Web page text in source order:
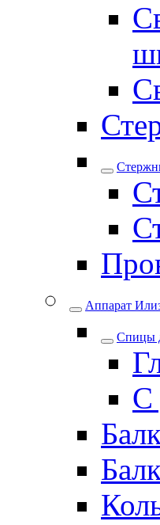
Аппарат
Спицы
С